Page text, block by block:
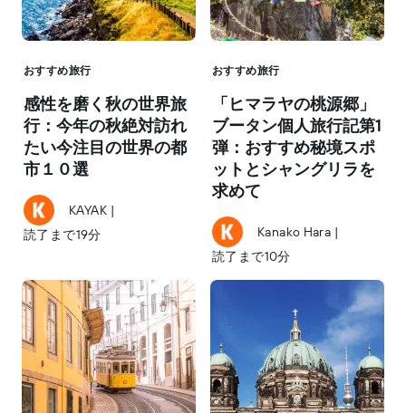
おすすめ旅行
感性を磨く秋の世界旅
行：今年の秋絶対訪れ
たい今注目の世界の都
市１０選
KAYAK |
読了まで19分
おすすめ旅行
「ヒマラヤの桃源郷」
ブータン個人旅行記第1
弾：おすすめ秘境スポ
ットとシャングリラを
求めて
Kanako Hara |
読了まで10分